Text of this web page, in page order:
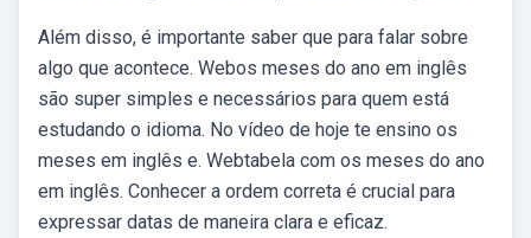
Além disso, é importante saber que para falar sobre
algo que acontece. Webos meses do ano em inglês
são super simples e necessários para quem está
estudando o idioma. No vídeo de hoje te ensino os
meses em inglês e. Webtabela com os meses do ano
em inglês. Conhecer a ordem correta é crucial para
expressar datas de maneira clara e eficaz.